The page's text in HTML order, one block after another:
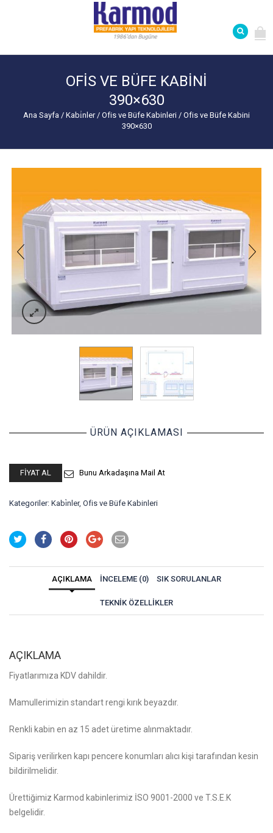
OFIS VE BÜFE KABINI
390×630
Ana Sayfa / Kabi̇nler / Ofis ve Büfe Kabinleri / Ofis ve Büfe Kabini
390×630
ÜRÜN AÇIKLAMASI
FIYAT AL Bunu Arkadaşına Mail At
Kategoriler: Kabi̇nler, Ofis ve Büfe Kabinleri
AÇIKLAMA İNCELEME (0) SIK SORULANLAR
TEKNIK ÖZELLIKLER
AÇIKLAMA
Fiyatlarımıza KDV dahildir.
Mamullerimizin standart rengi kırık beyazdır.
Renkli kabin en az 15 adet üretime alınmaktadır.
Sipariş verilirken kapı pencere konumları alıcı kişi tarafından kesin
bildirilmelidir.
Ürettiğimiz Karmod kabinlerimiz İSO 9001-2000 ve T.S.E.K
belgelidir.